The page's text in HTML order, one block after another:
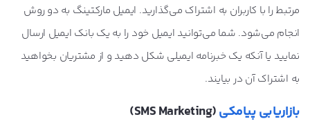
مرتبط را با کاربران به اشتراک می‌گذارید. ایمیل مارکتینگ به دو روش
انجام می‌شود. شما می‌توانید ایمیل خود را به یک بانک ایمیل ارسال
نمایید یا آنکه یک خبرنامه ایمیلی شکل دهید و از مشتریان بخواهید
به اشتراک آن در بیایند.
بازاریابی پیامکی(SMS Marketing)